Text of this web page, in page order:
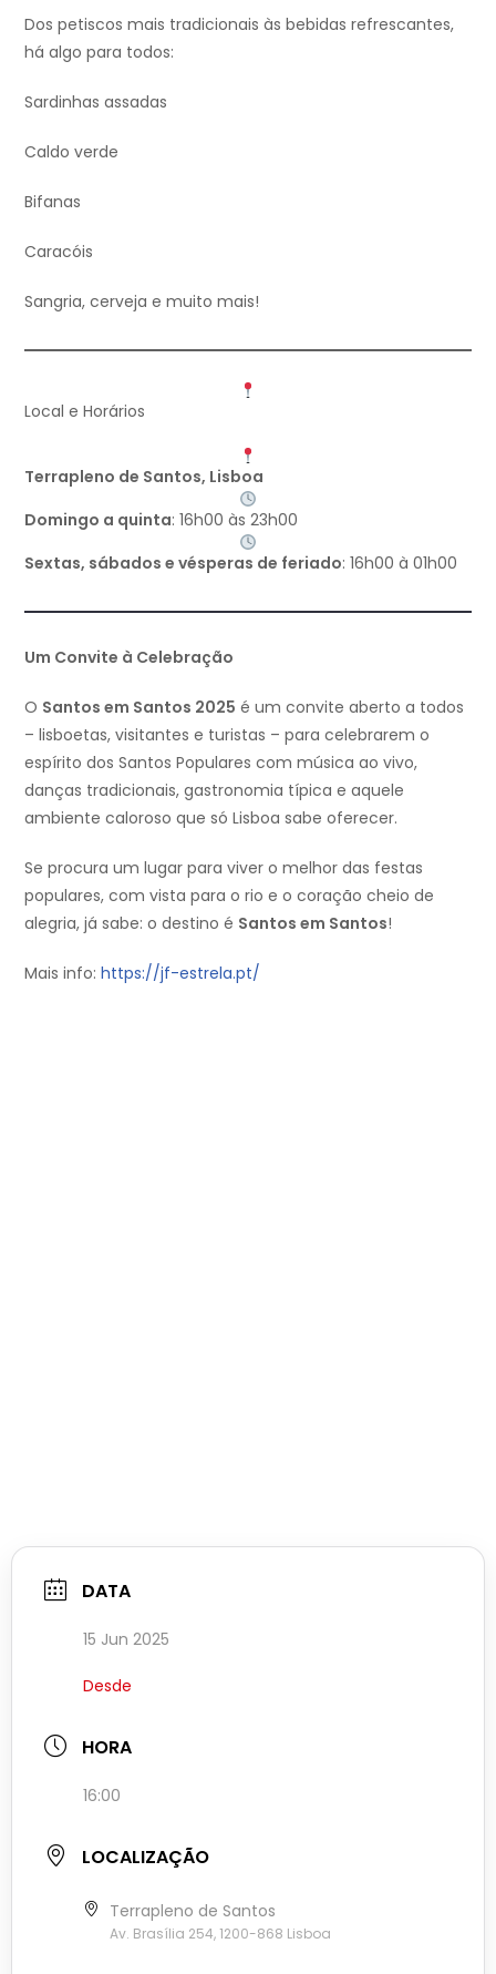
Dos petiscos mais tradicionais às bebidas refrescantes,
há algo para todos:
Sardinhas assadas
Caldo verde
Bifanas
Caracóis
Sangria, cerveja e muito mais!
Local e Horários
Terrapleno de Santos, Lisboa
Domingo a quinta: 16h00 às 23h00
Sextas, sábados e vésperas de feriado: 16h00 à 01h00
Um Convite à Celebração
O Santos em Santos 2025 é um convite aberto a todos
– lisboetas, visitantes e turistas – para celebrarem o
espírito dos Santos Populares com música ao vivo,
danças tradicionais, gastronomia típica e aquele
ambiente caloroso que só Lisboa sabe oferecer.
Se procura um lugar para viver o melhor das festas
populares, com vista para o rio e o coração cheio de
alegria, já sabe: o destino é Santos em Santos!
Mais info: https://jf-estrela.pt/
DATA
15 Jun 2025
Desde
HORA
16:00
LOCALIZAÇÃO
Terrapleno de Santos
Av. Brasília 254, 1200-868 Lisboa